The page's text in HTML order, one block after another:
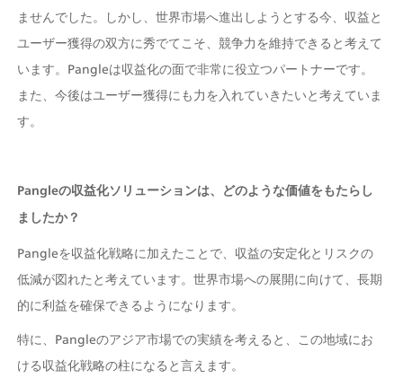
ませんでした。しかし、世界市場へ進出しようとする今、収益と
ユーザー獲得の双方に秀でてこそ、競争力を維持できると考えて
います。Pangleは収益化の面で非常に役立つパートナーです。
また、今後はユーザー獲得にも力を入れていきたいと考えていま
す。
Pangleの収益化ソリューションは、どのような価値をもたらし
ましたか？
Pangleを収益化戦略に加えたことで、収益の安定化とリスクの
低減が図れたと考えています。世界市場への展開に向けて、長期
的に利益を確保できるようになります。
特に、Pangleのアジア市場での実績を考えると、この地域にお
ける収益化戦略の柱になると言えます。